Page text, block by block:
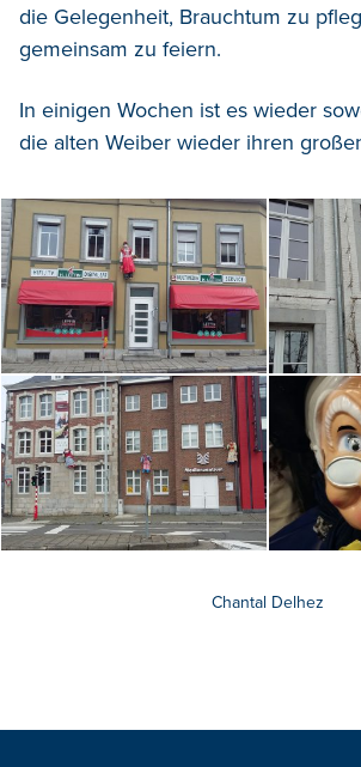
die Gelegenheit, Brauchtum zu
gemeinsam zu feiern.
In einigen Wochen ist es wieder
die alten Weiber wieder ihren
Chantal Delhez